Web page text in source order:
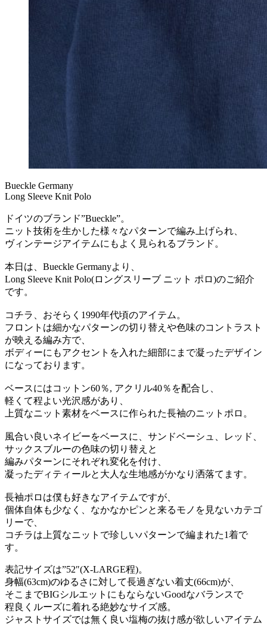
Bueckle Germany
Long Sleeve Knit Polo
ドイツのブランド”Bueckle”。
ニット技術を生かした様々なパターンで編み上げられ、
ヴィンテージアイテムにもよく見られるブランド。
本日は、Bueckle Germanyより、
Long Sleeve Knit Polo(ロングスリーブ ニット ポロ)のご紹介
です。
コチラ、おそらく1990年代頃のアイテム。
フロントは細かなパターンの切り替えや色味のコントラスト
が映える編み方で、
ボディーにもアクセントを入れた細部にまで凝ったデザイン
になっております。
ベースにはコットン60％, アクリル40％を配合し、
軽くて程よい光沢感があり、
上質なニット素材をベースに作られた長袖のニットポロ。
風合い良いネイビーをベースに、サンドベーシュ、レッド、
サックスブルーの色味の切り替えと
編みパターンにそれぞれ変化を付け、
凝ったディティールと大人な生地感がかなり洒落てます。
長袖ポロは僕も好きなアイテムですが、
個体自体も少なく、なかなかピンと来るモノを見ないカテゴ
リーで、
コチラは上質なニットで珍しいパターンで編まれた1着で
す。
表記サイズは”52″(X-LARGE程)。
身幅(63cm)のゆるさに対して長過ぎない着丈(66cm)が、
そこまでBIGシルエットにもならないGoodなバランスで
程良くルーズに着れる絶妙なサイズ感。
ジャストサイズでは無く良い塩梅の抜け感が欲しいアイテム